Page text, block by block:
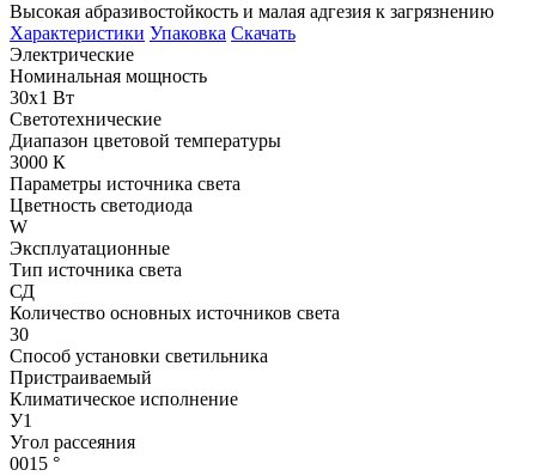
Высокая абразивостойкость и малая адгезия к загрязнению
Характеристики Упаковка Скачать
Электрические
Номинальная мощность
30x1 Вт
Светотехнические
Диапазон цветовой температуры
3000 К
Параметры источника света
Цветность светодиода
W
Эксплуатационные
Тип источника света
СД
Количество основных источников света
30
Способ установки светильника
Пристраиваемый
Климатическое исполнение
У1
Угол рассеяния
0015 °